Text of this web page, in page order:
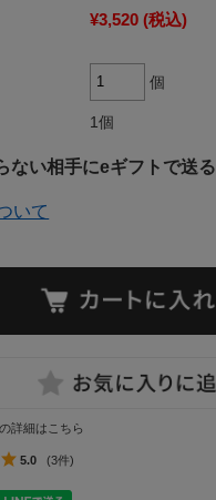
¥3,520 (税込)
個
1個
ない相手にeギフトで送る
いて
詳細はこちら
5.0 (3件)